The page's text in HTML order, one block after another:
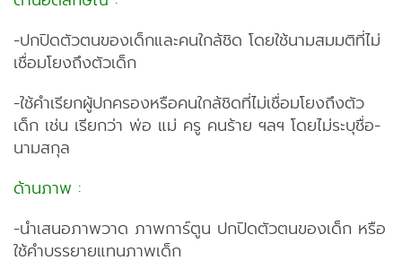
-ปกปิดตัวตนของเด็กและคนใกล้ชิด โดยใช้นามสมมติที่ไม่
เชื่อมโยงถึงตัวเด็ก
-ใช้คำเรียกผู้ปกครองหรือคนใกล้ชิดที่ไม่เชื่อมโยงถึงตัว
เด็ก เช่น เรียกว่า พ่อ แม่ ครู คนร้าย ฯลฯ โดยไม่ระบุชื่อ-
นามสกุล
ด้านภาพ :
-นำเสนอภาพวาด ภาพการ์ตูน ปกปิดตัวตนของเด็ก หรือ
ใช้คำบรรยายแทนภาพเด็ก